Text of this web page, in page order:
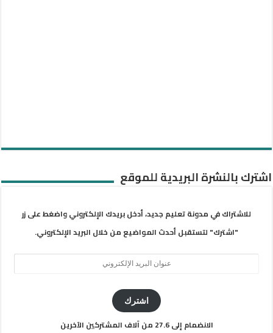
اشترك بالنشرة البريدية للموقع
للاشتراك في مدونة تعليم جديد، أدخل بريدك الإلكتروني واضغط على زر
"اشترك" لتستقبل أحدث المواضيع من خلال البريد الإلكتروني.
اشترك
الانضمام إلى 27.6 من آلاف المشتركين الآخرين